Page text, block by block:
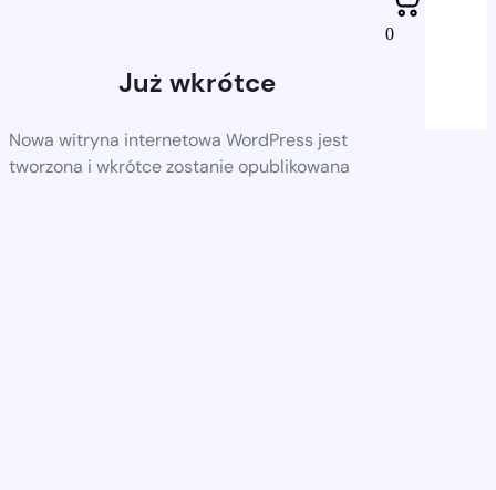
Już wkrótce
Nowa witryna internetowa WordPress jest
tworzona i wkrótce zostanie opublikowana
0